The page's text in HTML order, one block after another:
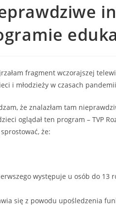
fragment wczorajszej
i młodzieży w czasach
że znalazłam tam
oglądał ten program – TVP
że:
występuje u osób do 13
się z powodu upośledzenia